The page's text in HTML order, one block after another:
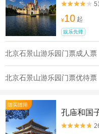


¥10 起
娱乐先锋
北京石景山游乐园门票成人票
北京石景山游乐园门票优待票
随买随用
孔庙和国

